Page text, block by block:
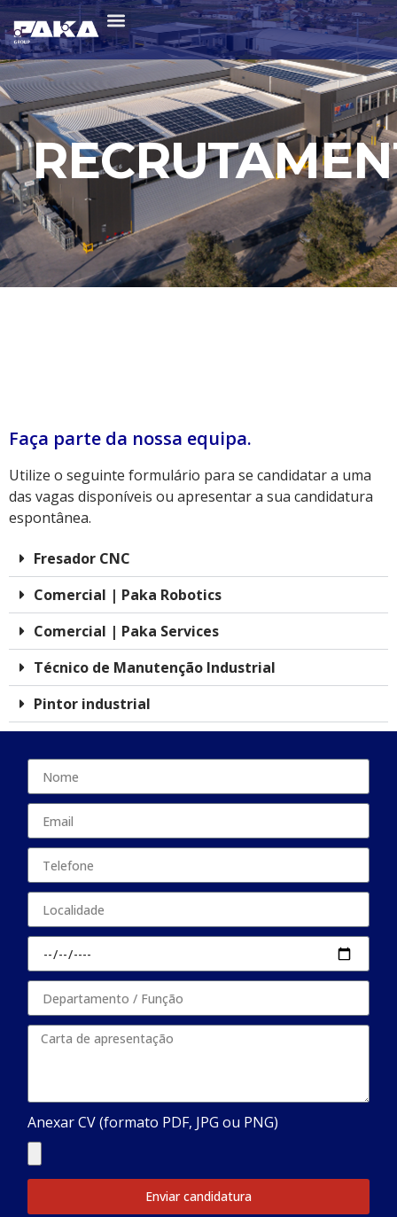
Faça parte da nossa equipa.
Utilize o seguinte formulário para se candidatar a uma
das vagas disponíveis ou apresentar a sua candidatura
espontânea.
Fresador CNC
Comercial | Paka Robotics
Comercial | Paka Services
Técnico de Manutenção Industrial
Pintor industrial
Anexar CV (formato PDF, JPG ou PNG)
Enviar candidatura